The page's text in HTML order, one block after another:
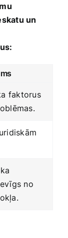
un
faktorus
no